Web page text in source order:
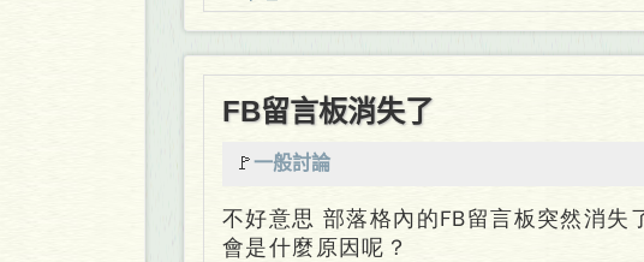
FB留言板消失了
🚩一般討論
不好意思 部落格內的FB留言板突然消失
會是什麼原因呢？